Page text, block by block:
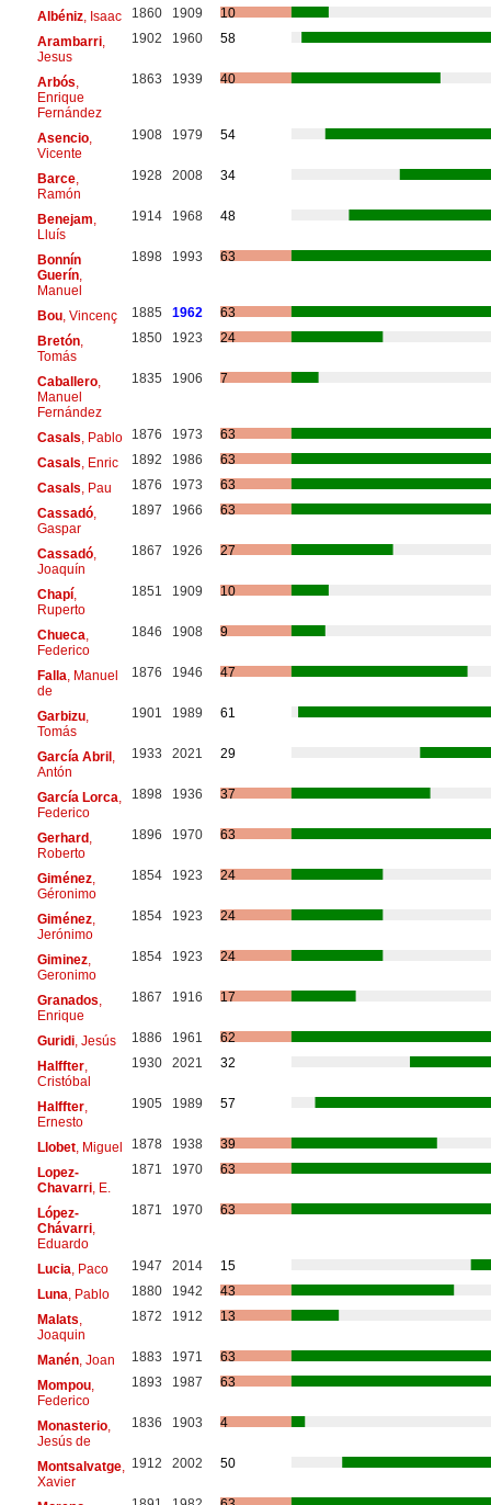
Albéniz, Isaac 1860 1909
10
Arambarri,
Jesus
1902 1960 58
Arbós
Enrique
Fernández
1863 1939 40
Asencio,
Vicente
1908 1979 54
Barce,
Ramón
1928 2008 34
Benejam
Lluís
1914 1968 48
Bonnín
Guerín,
Manuel
1898 1993 63
Bou, Vincenç 1885 1962
63
Bretón,
Tomás
1850 1923 24
Caballero,
Manuel
Fernández
1835 1906 7
Casals , Pablo 1876 1973
63
Casals , Enric 1892 1986
63
Casals , Pau 1876 1973
63
Cassadó,
Gaspar
1897 1966 63
Cassadó,
Joaquín
1867 1926 27
Chapí,
Ruperto
1851 1909 10
Chueca
Federico
1846 1908 9
Falla , Manuel
de
1876 1946 47
Garbizu,
Tomás
1901 1989 61
García Abril,
Antón
1933 2021 29
García Lorca
Federico
1898 1936 37
Gerhard,
Roberto
1896 1970 63
Giménez,
Géronimo
1854 1923 24
Giménez,
Jerónimo
1854 1923 24
Giminez,
Geronimo
1854 1923 24
Granados
Enrique
1867 1916 17
Guridi, Jesús 1886 1961
62
Halffter,
Cristóbal
1930 2021 32
Halffter,
Ernesto
1905 1989 57
Llobet, Miguel 1878 1938
39
Lopez-
Chavarri, E.
1871 1970 63
López-
Chávarri,
Eduardo
1871 1970 63
Lucia , Paco 1947 2014
15
Luna , Pablo 1880 1942
43
Malats
Joaquin
1872 1912 13
Manén, Joan 1883 1971
63
Mompou,
Federico
1893 1987 63
Monasterio,
Jesús de
1836 1903 4
Montsalvatge,
Xavier
1912 2002 50